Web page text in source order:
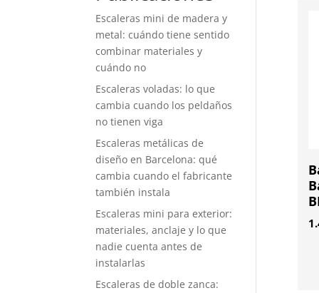
Escaleras mini de madera y
metal: cuándo tiene sentido
combinar materiales y
cuándo no
Escaleras voladas: lo que
cambia cuando los peldaños
no tienen viga
Escaleras metálicas de
diseño en Barcelona: qué
cambia cuando el fabricante
también instala
Escaleras mini para exterior:
materiales, anclaje y lo que
nadie cuenta antes de
instalarlas
Escaleras de doble zanca: